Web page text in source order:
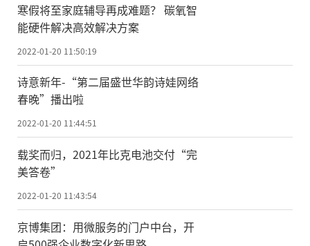
寒假将至家庭辅导再成难题？ 碳氧智
能硬件解决高效解决方案
2022-01-20 11:50:19
诗意新年-“第二届盛世华韵诗娃网络
春晚”播出啦
2022-01-20 11:44:51
载奖而归，2021年比克电池交付“完
美答卷”
2022-01-20 11:43:54
京博集团：用微服务的门户中台，开